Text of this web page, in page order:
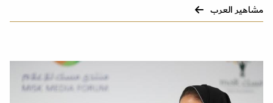
مشاهير العرب